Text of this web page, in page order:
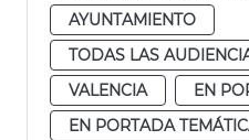
AYUNTAMIENTO
TODAS LAS
VALENCIA
EN
EN PORTADA